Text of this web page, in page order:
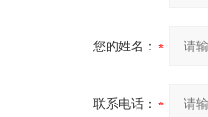
您的姓名：
联系电话：